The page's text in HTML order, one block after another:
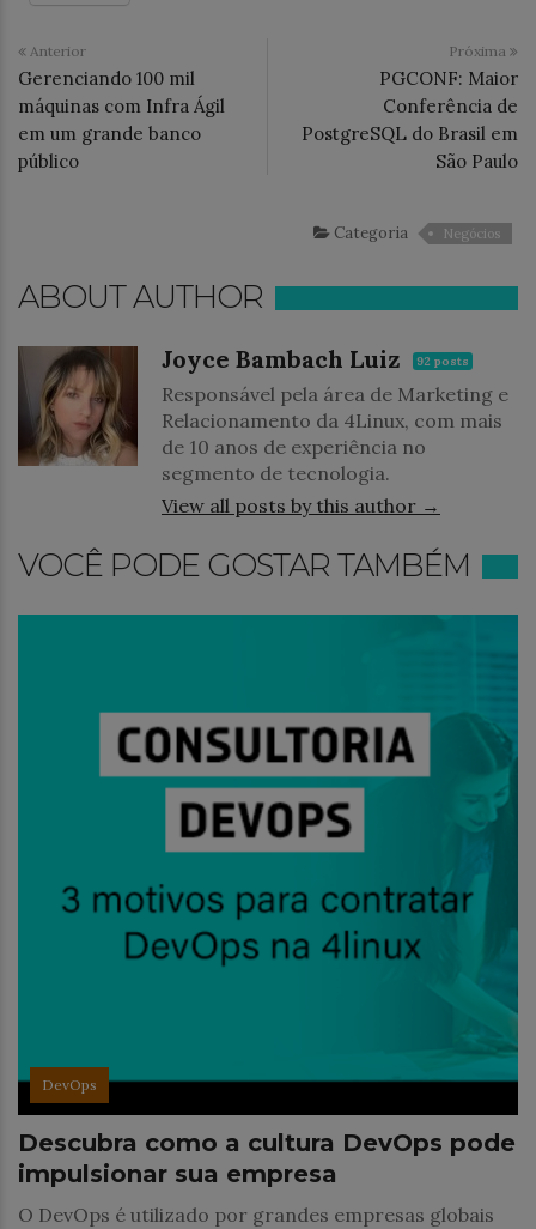
Anterior
Gerenciando 100 mil
máquinas com Infra Ágil
em um grande banco
público
Próxima
PGCONF: Maior
Conferência de
PostgreSQL do Brasil em
São Paulo
Categoria Negócios
ABOUT AUTHOR
Joyce Bambach Luiz 92 posts
Responsável pela área de Marketing e
Relacionamento da 4Linux, com mais
de 10 anos de experiência no
segmento de tecnologia.
View all posts by this author →
VOCÊ PODE GOSTAR TAMBÉM
DevOps
Descubra como a cultura DevOps pode
impulsionar sua empresa
O DevOps é utilizado por grandes empresas globais